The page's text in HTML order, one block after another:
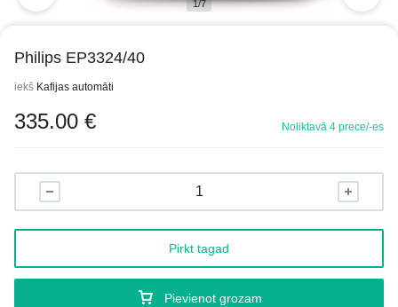
1/7
Philips EP3324/40
iekš Kafijas automāti
335.00 € Noliktavā 4 prece/-es
Pievienot grozam
Pirkt tagad